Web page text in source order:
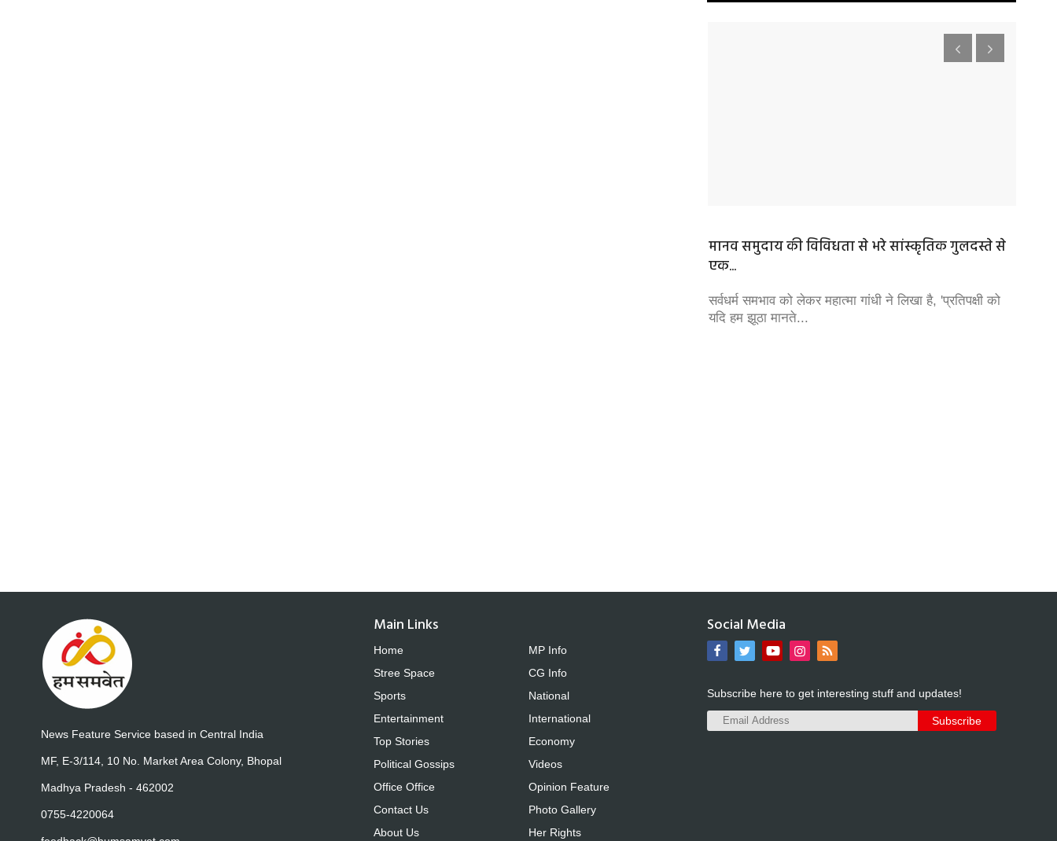
मानव समुदाय की विविधता से भरे सांस्कृतिक गुलदस्ते से
एक...
सर्वधर्म समभाव को लेकर महात्मा गांधी ने लिखा है, 'प्रतिपक्षी को
यदि हम झूठा मानते...
News Feature Service based in Central India
MF, E-3/114, 10 No. Market Area Colony, Bhopal
Madhya Pradesh - 462002
0755-4220064
Main Links
Home
Stree Space
Sports
Entertainment
Top Stories
Political Gossips
Office Office
Contact Us
About Us
MP Info
CG Info
National
International
Economy
Videos
Opinion Feature
Photo Gallery
Her Rights
Social Media
Subscribe here to get interesting stuff and updates!